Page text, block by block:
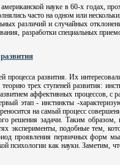
науке в 60-х годах,
часто на одном или
различий и случайных
разработки специальных
процесса развития. Их
трех ступеней развития:
аффективных процессов, с
этап - инстинкты -
на самый процесс
решения задачи. Таким
эксперименты, подобные тем,
проявления первичных форм
как науки. Заметим,